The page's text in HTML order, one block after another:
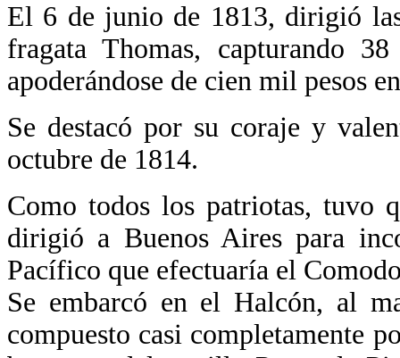
El 6 de junio de 1813, dirigió
fragata Thomas, capturando
apoderándose de cien mil pesos
Se destacó por su coraje y
octubre de 1814.
Como todos los patriotas, tuvo
dirigió a Buenos Aires para
Pacífico que efectuaría el
Se embarcó en el Halcón, al
compuesto casi completamente